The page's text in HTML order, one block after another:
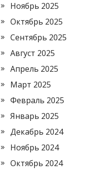
Ноябрь 2025
Октябрь 2025
Сентябрь 2025
Август 2025
Апрель 2025
Март 2025
Февраль 2025
Январь 2025
Декабрь 2024
Ноябрь 2024
Октябрь 2024